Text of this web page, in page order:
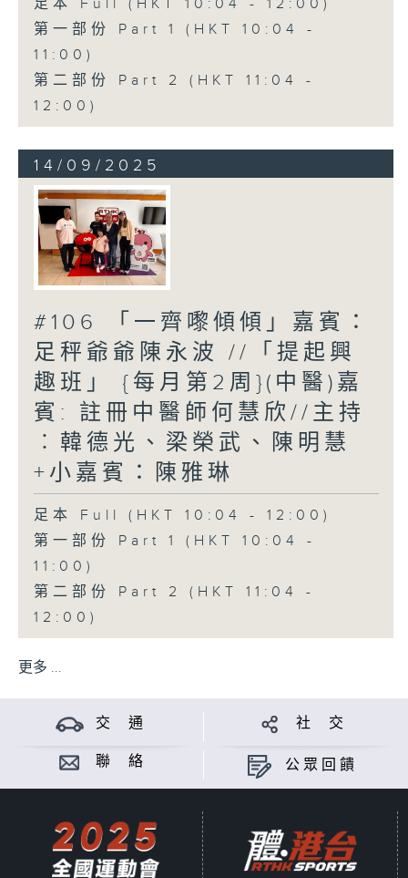
足本 Full (HKT 10:04 - 12:00)
第一部份 Part 1 (HKT 10:04 -
11:00)
第二部份 Part 2 (HKT 11:04 -
12:00)
14/09/2025
#106 「一齊嚟傾傾」嘉賓：
足秤爺爺陳永波 //「提起興
趣班」 {每月第2周}(中醫)嘉
賓: 註冊中醫師何慧欣//主持
︰韓德光、梁榮武、陳明慧
+小嘉賓：陳雅琳
足本 Full (HKT 10:04 - 12:00)
第一部份 Part 1 (HKT 10:04 -
11:00)
第二部份 Part 2 (HKT 11:04 -
12:00)
更多 ...
交 通 社 交
聯 絡 公眾回饋